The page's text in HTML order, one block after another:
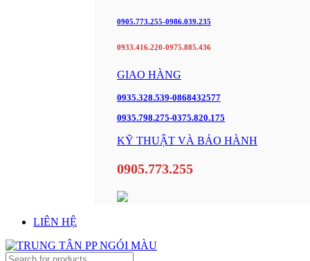
0905.773.255-0986.039.235
0933.416.220-0975.885.436
GIAO HÀNG
0935.328.539-0868432577
0935.798.275-0375.820.175
KỸ THUẬT VÀ BẢO HÀNH
0905.773.255
LIÊN HỆ